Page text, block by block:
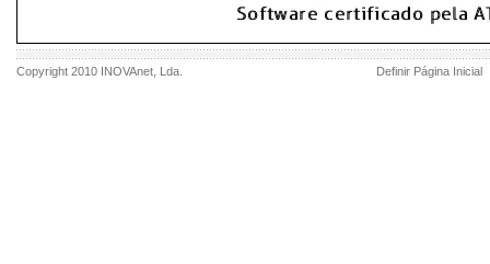
Copyright 2010 INOVAnet , Lda. Definir Página Inicial